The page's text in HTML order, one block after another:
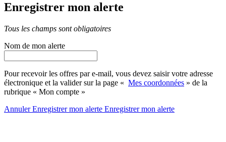
Enregistrer mon alerte
Tous les champs sont obligatoires
Nom de mon alerte
Pour recevoir les offres par e-mail, vous devez saisir votre adresse
électronique et la valider sur la page « Mes coordonnées » de la
rubrique « Mon compte »
AnnulerEnregistrer mon alerte Enregistrermon alerte